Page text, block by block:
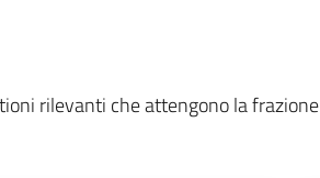
rilevanti che attengono la frazione